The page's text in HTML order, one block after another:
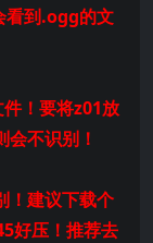
看到.ogg的文
！要将z01放
不识别！
！建议下载个
好压！推荐去